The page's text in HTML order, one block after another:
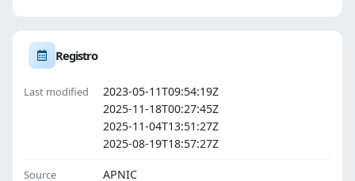
Registro
Last modified
2023-05-11T09:54:19Z
2025-11-18T00:27:45Z
2025-11-04T13:51:27Z
2025-08-19T18:57:27Z
Source APNIC